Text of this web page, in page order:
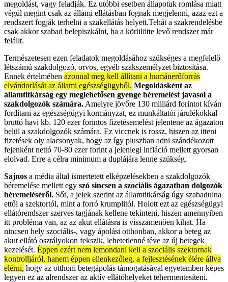
megoldást, vagy feladják. Ez utóbbi esetben állapotuk romlása miatt
végül megint csak az állami ellátásban fognak megjelenni, azaz ezt a
rendszert fogják terhelni a szakellátás helyett.Tehát a szakrendelésbe
csak akkor szabad belepiszkálni, ha a körülötte levő rendszer már
felállt.
Természetesen ezen feladatok megoldásához szükséges a megfelelő
létszámú szakdolgozó, orvos, egyéb szakszemélyzet biztosítása.
Ennek értelmében azonnal meg kell állítani a humánerőforrás
elvándorlását az állami egészségügyből. Megoldásként az
államtitkárság egy meglehetősen gyenge béremelést javasol a
szakdolgozók számára. Amelyre jövőre 130 milliárd forintot kíván
fordítani az egészségügyi kormányzat, ez munkáltatói járulékokkal
bruttó havi kb. 120 ezer forintos fizetésemelést jelentene az ágazaton
belül a szakdolgozók számára. Ez viccnek is rossz, hiszen az itteni
fizetések oly alacsonyak, hogy az így pluszban adni szándékozott
fejenként nettó 70-80 ezer forint a jelenlegi infláció mellett gyorsan
elolvad. Erre a célra minimum a duplájára lenne szükség.
Sajnos a média által ismertetett elképzelésekben a szakdolgozók
béremelése mellett egy szó sincsen a szociális ágazatban dolgozók
béremeléséről. Sőt, a jelek szerint az államtitkárság úgy szabadulna
ettől a szektortól, mint a forró krumplitól. Holott ezt az egészségügyi
ellátórendszer szerves tagjának kellene tekinteni, hiszen amennyiben
itt probléma van, az az akut ellátásra is visszamenően kihat. Ha
nincsen hely szociális-, vagy ápolási otthonban, akkor a beteg az
akut ellátó osztályokon fekszik, lehetetlenné téve az új betegek
kezelését. Éppen ezért nem lemondani kell a szociális szektornak
kontrolljáról, hanem éppen ellenkezőleg, a fejlesztésének élére állva
elérni, hogy az otthoni betegápolás támogatásával egyetemben képes
legyen ez az alrendszer az aktív ellátóhelyeket tehermentesíteni.